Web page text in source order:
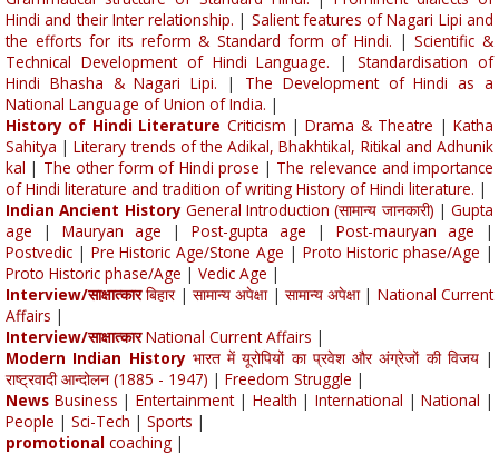
Hindi and their Inter relationship. | Salient features of Nagari Lipi and
the efforts for its reform & Standard form of Hindi. |Scientific &
Technical Development of Hindi Language. |Standardisation of
Hindi Bhasha & Nagari Lipi. | The Development of Hindi as a
National Language of Union of India. |
History of Hindi Literature Criticism |Drama & Theatre |Katha
Sahitya |Literary trends of the Adikal, Bhakhtikal, Ritikal and Adhunik
kal | The other form of Hindi prose | The relevance and importance
of Hindi literature and tradition of writing History of Hindi literature. |
Indian Ancient History General Introduction (सामान्य जानकारी) | Gupta
age | Mauryan age | Post-gupta age | Post-mauryan age |
Postvedic | Pre Historic Age/Stone Age | Proto Historic phase/Age |
Proto Historic phase/Age | Vedic Age |
Interview/साक्षात्कार बिहार | सामान्य अपेक्षा | सामान्य अपेक्षा | National Current
Affairs |
Interview/साक्षात्कार National Current Affairs |
Modern Indian History भारत में यूरोपियों का प्रवेश और अंग्रेजों की विजय|
राष्ट्रवादी आन्दोलन (1885 - 1947) | Freedom Struggle |
News Business |Entertainment| Health | International |National |
People | Sci-Tech | Sports |
promotional coaching |